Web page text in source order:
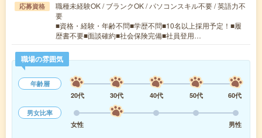
応募資格
職種未経験OK / ブランクOK / パソコンスキル不要 / 英語力不
要
■資格・経験・年齢不問■学歴不問■10名以上採用予定！■履
歴書不要■面談確約■社会保険完備■社員登用…
職場の雰囲気
年齢層
20代
30代 40代 50代
60代
男女比率
女性
男性